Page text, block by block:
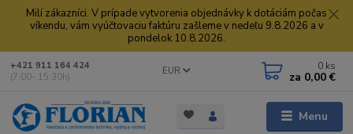
Milí zákazníci. V prípade vytvorenia objednávky k dotáciám počas
víkendu, vám vyúčtovaciu faktúru zašleme v nedeľu 9.8.2026 a v
pondelok 10.8.2026.
Menu
EUR
+421 911 164 424
(7:00- 15:30h)
0 ks
za 0,00 €